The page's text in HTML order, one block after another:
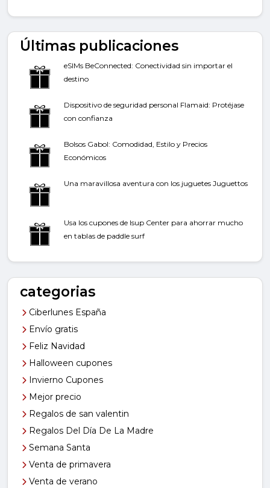
Últimas publicaciones
eSIMs BeConnected: Conectividad sin importar el
destino
Dispositivo de seguridad personal Flamaid: Protéjase
con confianza
Bolsos Gabol: Comodidad, Estilo y Precios
Económicos
Una maravillosa aventura con los juguetes Juguettos
Usa los cupones de Isup Center para ahorrar mucho
en tablas de paddle surf
categorias
Ciberlunes España
Envío gratis
Feliz Navidad
Halloween cupones
Invierno Cupones
Mejor precio
Regalos de san valentin
Regalos Del Día De La Madre
Semana Santa
Venta de primavera
Venta de verano